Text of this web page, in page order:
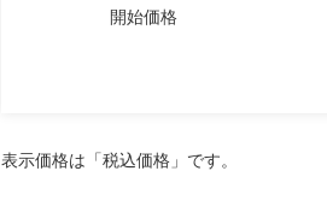
開始価格
表示価格は「税込価格」です。